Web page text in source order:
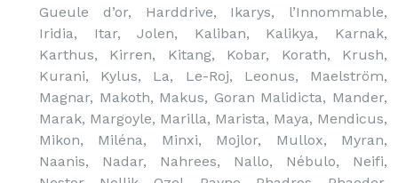
Gueule d’or, Harddrive, Ikarys, l’Innommable,
Iridia, Itar, Jolen, Kaliban, Kalikya, Karnak,
Karthus, Kirren, Kitang, Kobar, Korath, Krush,
Kurani, Kylus, La, Le-Roj, Leonus, Maelström,
Magnar, Makoth, Makus, Goran Malidicta, Mander,
Marak, Margoyle, Marilla, Marista, Maya, Mendicus,
Mikon, Miléna, Minxi, Mojlor, Mullox, Myran,
Naanis, Nadar, Nahrees, Nallo, Nébulo, Neifi,